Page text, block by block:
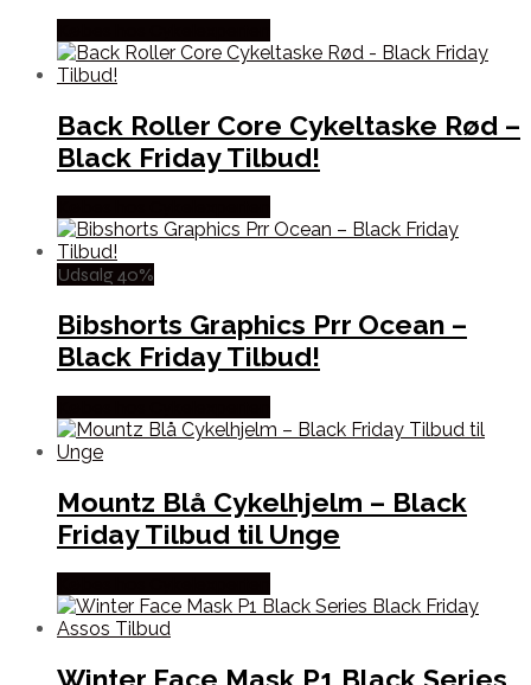
Back Roller Core Cykeltaske Rød –
Black Friday Tilbud!
Udsalg 40%
Bibshorts Graphics Prr Ocean –
Black Friday Tilbud!
Mountz Blå Cykelhjelm – Black
Friday Tilbud til Unge
Winter Face Mask P1 Black Series